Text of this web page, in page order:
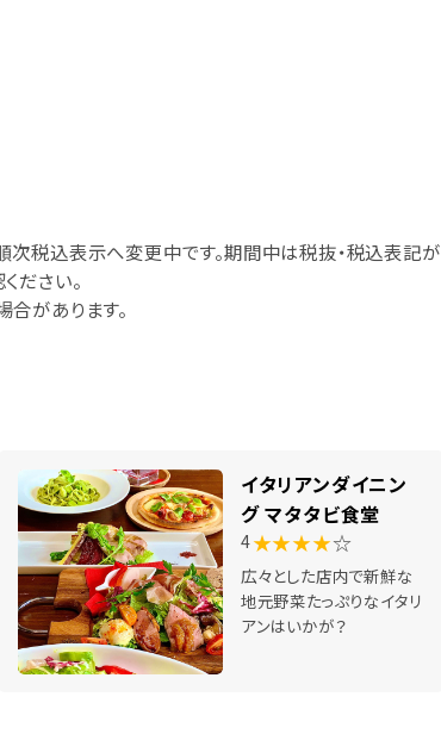
税込表示へ変更中です。期間中は税抜・税込表記が
ださい。
があります。
イタリアンダイニン
グ マタタビ食堂
4★★★★☆
広々とした店内で新鮮な
地元野菜たっぷりなイタリ
アンはいかが？